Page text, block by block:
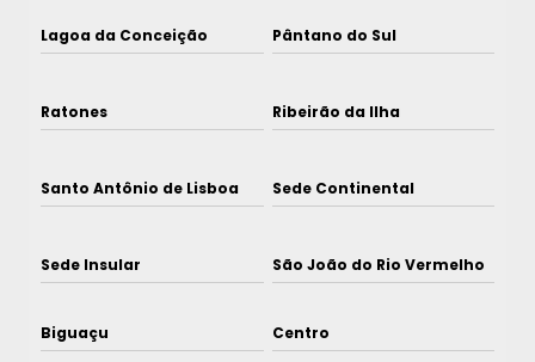
Lagoa da Conceição Pântano do Sul
Ratones Ribeirão da Ilha
Santo Antônio de Lisboa Sede Continental
Sede Insular São João do Rio Vermelho
Biguaçu Centro